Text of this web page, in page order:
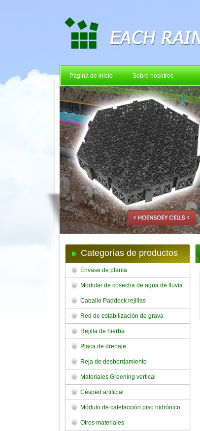
Página de inicio Sobre nosotros
Categorías de productos
Envase de planta
Modular de cosecha de agua de lluvia
Caballo Paddock rejillas
Red de estabilización de grava
Rejilla de hierba
Placa de drenaje
Reja de desbordamiento
Materiales Greening vertical
Césped artificial
Módulo de calefacción piso hidrónico
Otros materiales